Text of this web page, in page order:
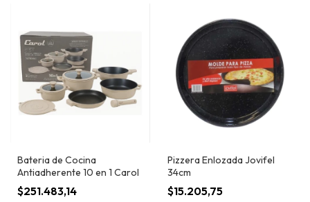
Bateria de Cocina
Antiadherente 10 en 1 Carol
$251.483,14
Pizzera Enlozada Jovifel
34cm
$15.205,75